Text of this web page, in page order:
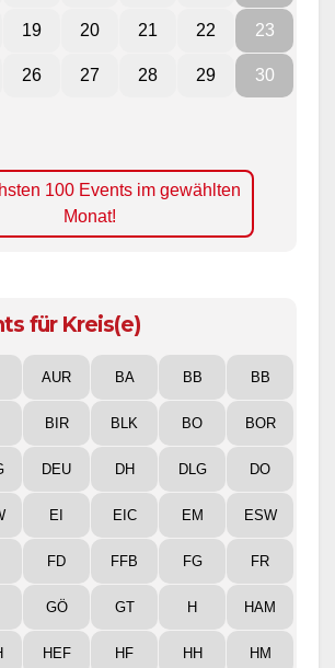
19 20 21 22 23
26 27 28 29 30
100 Events im gewählten
Monat!
für Kreis(e)
AUR BA BB BB
BIR BLK BO BOR
DEU DH DLG DO
EI EIC EM ESW
FD FFB FG FR
GÖ GT H HAM
HEF HF HH HM